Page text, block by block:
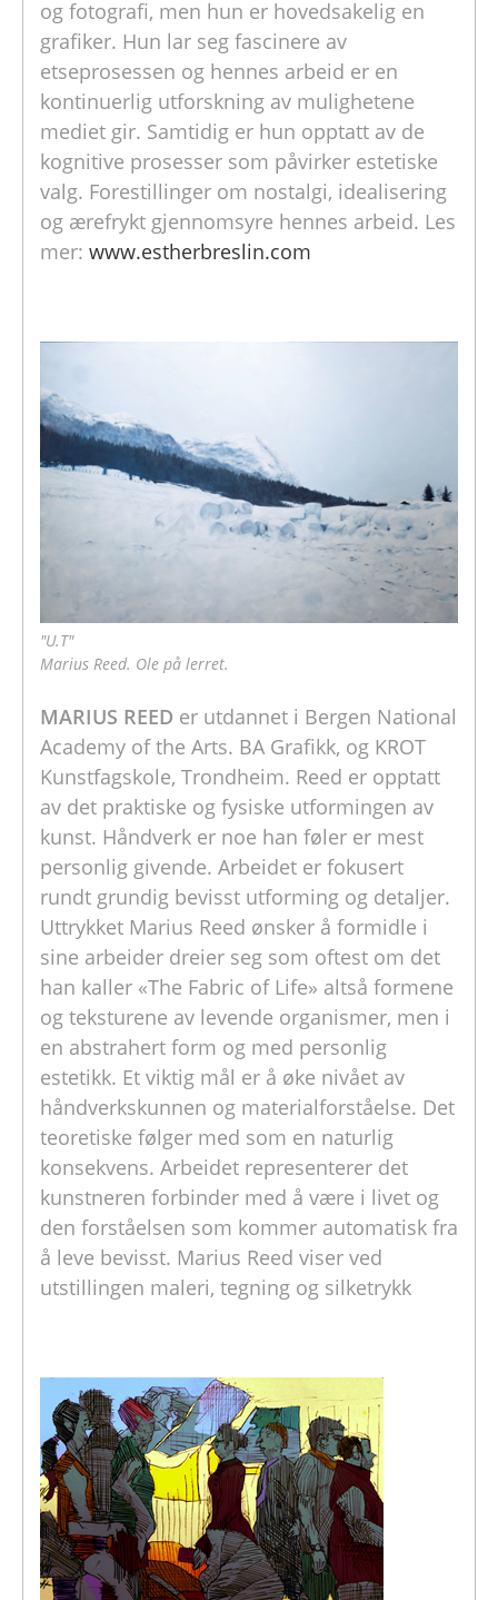
og fotografi, men hun er hovedsakelig en
grafiker. Hun lar seg fascinere av
etseprosessen og hennes arbeid er en
kontinuerlig utforskning av mulighetene
mediet gir. Samtidig er hun opptatt av de
kognitive prosesser som påvirker estetiske
valg. Forestillinger om nostalgi, idealisering
og ærefrykt gjennomsyre hennes arbeid. Les
mer: www.estherbreslin.com
"U.T"
Marius Reed. Ole på lerret.
MARIUS REED er utdannet i Bergen National
Academy of the Arts. BA Grafikk, og KROT
Kunstfagskole, Trondheim. Reed er opptatt
av det praktiske og fysiske utformingen av
kunst. Håndverk er noe han føler er mest
personlig givende. Arbeidet er fokusert
rundt grundig bevisst utforming og detaljer.
Uttrykket Marius Reed ønsker å formidle i
sine arbeider dreier seg som oftest om det
han kaller «The Fabric of Life» altså formene
og teksturene av levende organismer, men i
en abstrahert form og med personlig
estetikk. Et viktig mål er å øke nivået av
håndverkskunnen og materialforståelse. Det
teoretiske følger med som en naturlig
konsekvens. Arbeidet representerer det
kunstneren forbinder med å være i livet og
den forståelsen som kommer automatisk fra
å leve bevisst. Marius Reed viser ved
utstillingen maleri, tegning og silketrykk